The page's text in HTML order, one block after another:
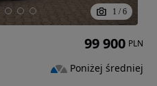
1 / 6
99 900 PLN
Poniżej średniej